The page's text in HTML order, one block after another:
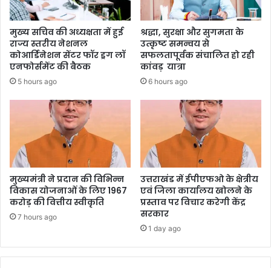
मुख्य सचिव की अध्यक्षता में हुई
राज्य स्तरीय नेशनल
कोआर्डिनेशन सेंटर फॉर ड्रग लॉ
एनफोर्समेंट की बैठक
5 hours ago
श्रद्धा, सुरक्षा और सुगमता के
उत्कृष्ट समन्वय से
सफलतापूर्वक संचालित हो रही
कांवड़ यात्रा
6 hours ago
मुख्यमंत्री ने प्रदान की विभिन्न
विकास योजनाओं के लिए 1967
करोड़ की वित्तीय स्वीकृति
7 hours ago
उत्तराखंड में ईपीएफओ के क्षेत्रीय
एवं जिला कार्यालय खोलने के
प्रस्ताव पर विचार करेगी केंद्र
सरकार
1 day ago